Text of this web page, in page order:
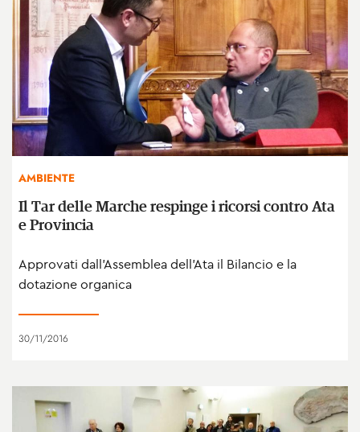
AMBIENTE
Il Tar delle Marche respinge i ricorsi contro Ata
e Provincia
Approvati dall'Assemblea dell'Ata il Bilancio e la
dotazione organica
30/11/2016